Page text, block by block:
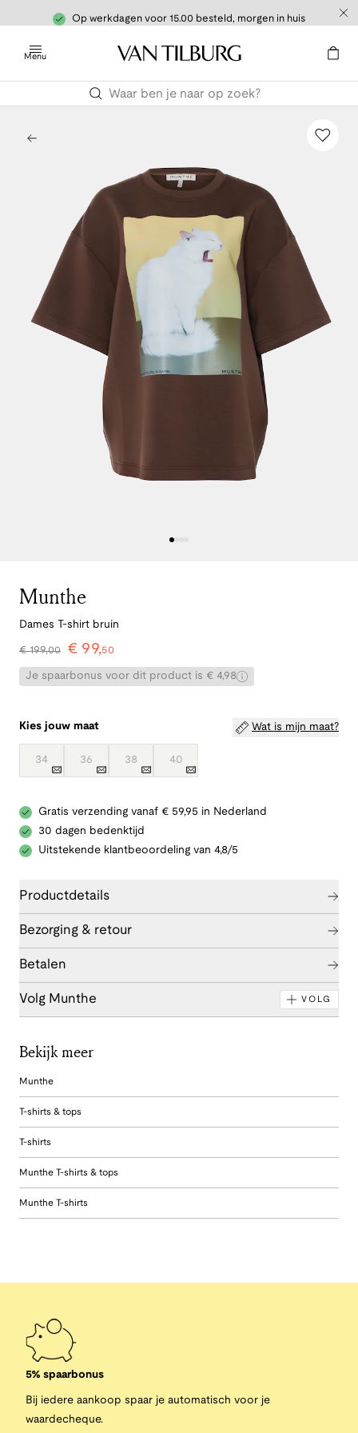
Op werkdagen voor 15.00 besteld, morgen in huis
Menu
Munthe
Dames T-shirt bruin
€199,00 € 99,50
Je spaarbonus voor dit product is € 4,98
Kies jouw maat Wat is mijn maat?
34 36 38 40
Gratis verzending vanaf € 59,95 in Nederland
30 dagen bedenktijd
Uitstekende klantbeoordeling van 4,8/5
Productdetails
Bezorging & retour
Betalen
Volg Munthe VOLG
Bekijk meer
Munthe
T-shirts & tops
T-shirts
Munthe T-shirts & tops
Munthe T-shirts
5% spaarbonus
Bij iedere aankoop spaar je automatisch voor je
waardecheque.